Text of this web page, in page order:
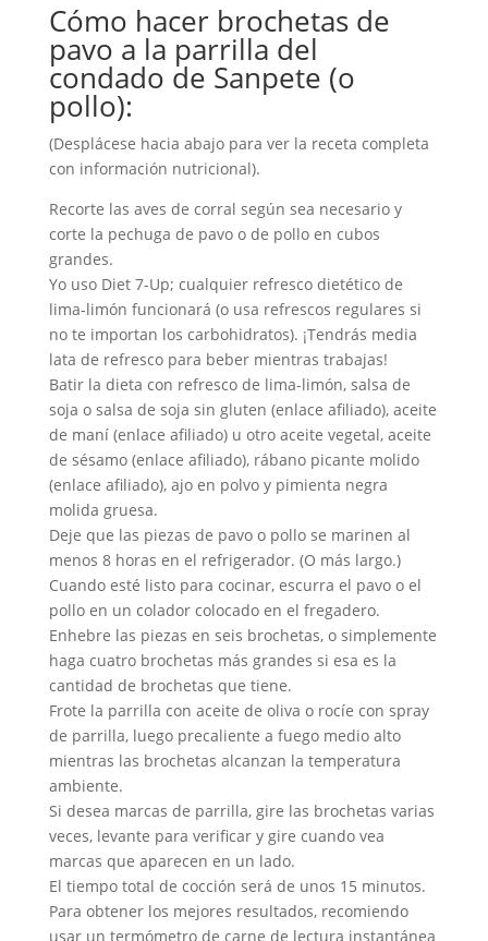
Cómo hacer brochetas de
pavo a la parrilla del
condado de Sanpete (o
pollo):
(Desplácese hacia abajo para ver la receta completa
con información nutricional).
Recorte las aves de corral según sea necesario y
corte la pechuga de pavo o de pollo en cubos
grandes.
Yo uso Diet 7-Up; cualquier refresco dietético de
lima-limón funcionará (o usa refrescos regulares si
no te importan los carbohidratos). ¡Tendrás media
lata de refresco para beber mientras trabajas!
Batir la dieta con refresco de lima-limón, salsa de
soja o salsa de soja sin gluten (enlace afiliado), aceite
de maní (enlace afiliado) u otro aceite vegetal, aceite
de sésamo (enlace afiliado), rábano picante molido
(enlace afiliado), ajo en polvo y pimienta negra
molida gruesa.
Deje que las piezas de pavo o pollo se marinen al
menos 8 horas en el refrigerador. (O más largo.)
Cuando esté listo para cocinar, escurra el pavo o el
pollo en un colador colocado en el fregadero.
Enhebre las piezas en seis brochetas, o simplemente
haga cuatro brochetas más grandes si esa es la
cantidad de brochetas que tiene.
Frote la parrilla con aceite de oliva o rocíe con spray
de parrilla, luego precaliente a fuego medio alto
mientras las brochetas alcanzan la temperatura
ambiente.
Si desea marcas de parrilla, gire las brochetas varias
veces, levante para verificar y gire cuando vea
marcas que aparecen en un lado.
El tiempo total de cocción será de unos 15 minutos.
Para obtener los mejores resultados, recomiendo
usar un termómetro de carne de lectura instantánea